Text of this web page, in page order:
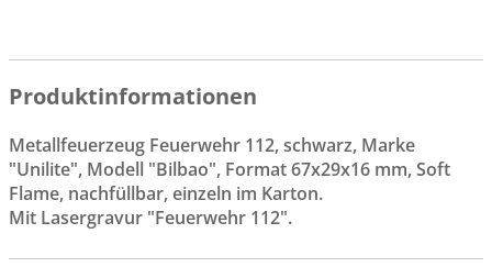
Produktinformationen
Metallfeuerzeug Feuerwehr 112, schwarz, Marke
"Unilite", Modell "Bilbao", Format 67x29x16 mm, Soft
Flame, nachfüllbar, einzeln im Karton.
Mit Lasergravur "Feuerwehr 112".